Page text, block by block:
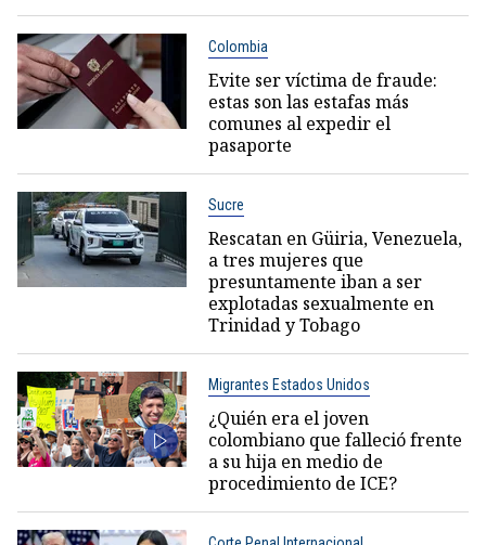
Colombia
Evite ser víctima de fraude:
estas son las estafas más
comunes al expedir el
pasaporte
Sucre
Rescatan en Güiria, Venezuela,
a tres mujeres que
presuntamente iban a ser
explotadas sexualmente en
Trinidad y Tobago
Migrantes Estados Unidos
¿Quién era el joven
colombiano que falleció frente
a su hija en medio de
procedimiento de ICE?